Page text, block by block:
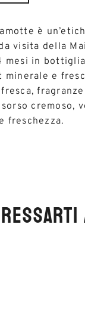
è
visita della
mesi in
minerale e
cremoso,
freschezza.